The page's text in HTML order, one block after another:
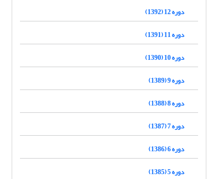
دوره 12 (1392)
دوره 11 (1391)
دوره 10 (1390)
دوره 9 (1389)
دوره 8 (1388)
دوره 7 (1387)
دوره 6 (1386)
دوره 5 (1385)